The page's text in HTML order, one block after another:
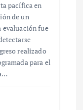
pacífica en
de un
evaluación fue
realizado
para el